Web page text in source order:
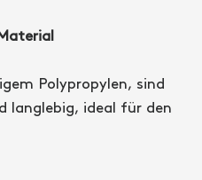
Polypropylen, sind
langlebig, ideal für den